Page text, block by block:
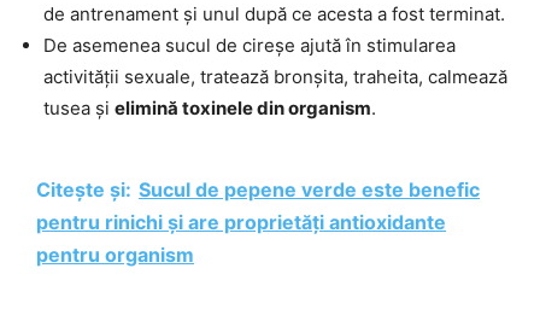
de antrenament și unul după ce acesta a fost terminat.
De asemenea sucul de cireșe ajută în stimularea
activității sexuale, tratează bronșita, traheita, calmează
tusea și elimină toxinele din organism.
Citește și: Sucul de pepene verde este benefic
pentru rinichi și are proprietăți antioxidante
pentru organism